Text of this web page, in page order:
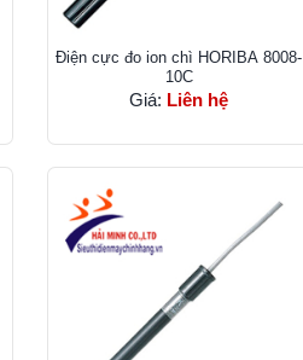
Điện cực đo ion chì HORIBA 8008-
10C
Giá: Liên hệ